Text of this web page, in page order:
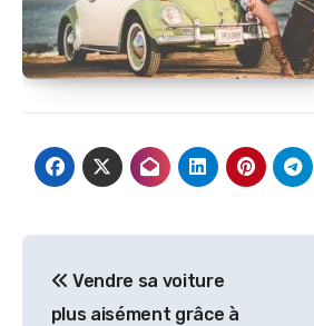
de
Vendre sa voiture
plus aisément grâce à